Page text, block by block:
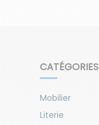
CATÉGORIES
Mobilier
Literie